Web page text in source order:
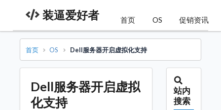
装逼爱好者 首页 OS 促销资讯
首页 OS Dell服务器开启虚拟化支持
Dell服务器开启虚拟
化支持
站内
搜索